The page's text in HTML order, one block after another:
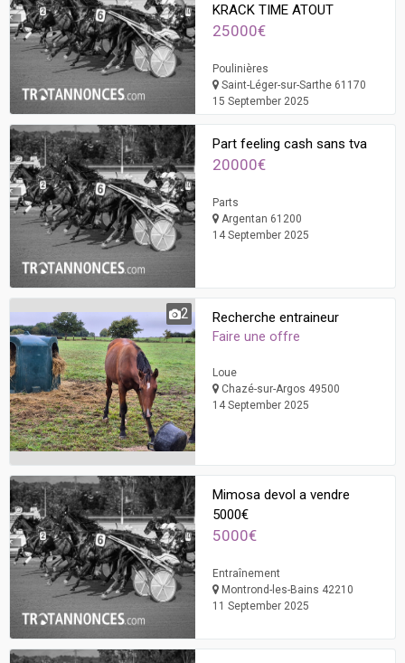
KRACK TIME ATOUT
25000€
Poulinières
Saint-Léger-sur-Sarthe 61170
15 September 2025
Part feeling cash sans tva
20000€
Parts
Argentan 61200
14 September 2025
2 Recherche entraineur
Faire une offre
Loue
Chazé-sur-Argos 49500
14 September 2025
Mimosa devol a vendre
5000€
5000€
Entraînement
Montrond-les-Bains 42210
11 September 2025